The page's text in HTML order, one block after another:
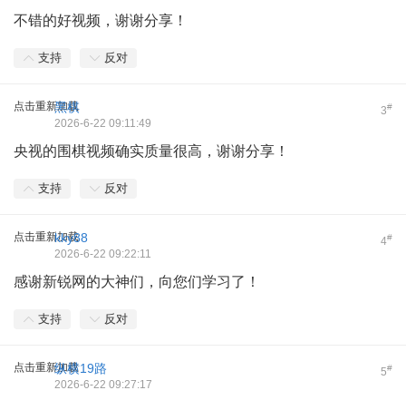
不错的好视频，谢谢分享！
支持 反对
点击重新加载 3#
黑棋
2026-6-22 09:11:49
央视的围棋视频确实质量很高，谢谢分享！
支持 反对
点击重新加载 4#
kky88
2026-6-22 09:22:11
感谢新锐网的大神们，向您们学习了！
支持 反对
点击重新加载 5#
纵横19路
2026-6-22 09:27:17